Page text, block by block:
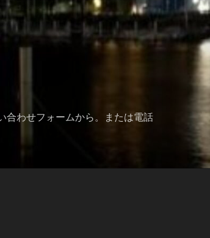
合わせフォームから。または電話